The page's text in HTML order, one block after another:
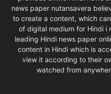
news paper nutansavera
to create a content, which
of digital medium for Hindi i
leading Hindi news paper
content in Hindi which is
view it according to their
watched from